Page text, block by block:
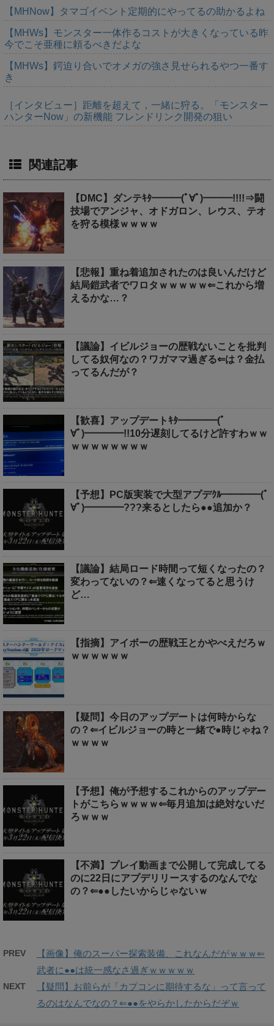
【MHNow】タマゴイベント定期的にやってるの助かるよね
【MHWs】モンスター一体作るコストが大きくなっている昨
今でこそ亜種に頼るべきだよな
【MHWs】鍔迫り合いでオメガの強さ見せられるやつ一番す
き
［インタビュー］距離を超えて，一緒に狩る。「モンスター
ハンターNow」の新機能 フレンドリンク開発の狙い
関連記事
【DMC】ダンテｷﾀ━━━(ﾟ∀ﾟ)━━━!!!!⇒闘
技場でアンジャ、オドガロン、レウス、テオ
を狩る模様ｗｗｗｗ
【悲報】重ね着追加されたのは良いんだけど
結局鎧武者でワロタｗｗｗｗｗ⇐これから増
えるかな…？
【議論】イビルジョーの歴戦ないことを批判
してる奴何なの？ワガママ過ぎる⇐は？金払
ってるんだが？
【歓喜】アップデートｷﾀ━━━━(ﾟ
∀ﾟ)━━━━!!10分遅刻してるけど許すわｗｗ
ｗｗｗｗｗｗｗｗ
【予想】PC版実装で大型アプデｸﾙ━━━━(ﾟ
∀ﾟ)━━━━???来るとしたら●●追加か？
【議論】結局ロード時間って短くなったの？
変わってないの？⇐速くなってると思うけ
ど…
【指摘】アイボーの歴戦王とかやべえだろｗ
ｗｗｗｗｗｗ
【疑問】今日のアップデートは何時からな
の？⇐イビルジョーの時と一緒で●時じゃね？
ｗｗｗｗ
【予想】俺が予想するこれからのアップデー
トがこちらｗｗｗｗ⇐毎月追加は絶対ないだ
ろｗｗｗ
【不満】プレイ動画まで公開して完成してる
のに22日にアプデリリースするのなんでな
の？⇐●●したいからじゃないｗ
PREV
【画像】俺のスーパー探索装備、これなんだがｗｗｗ⇐
武者に●●は統一感なさ過ぎｗｗｗｗｗ
NEXT
【疑問】お前らが「カプコンに期待するな」って言って
るのはなんでなの？⇐●●をやらかしたからだぞｗ